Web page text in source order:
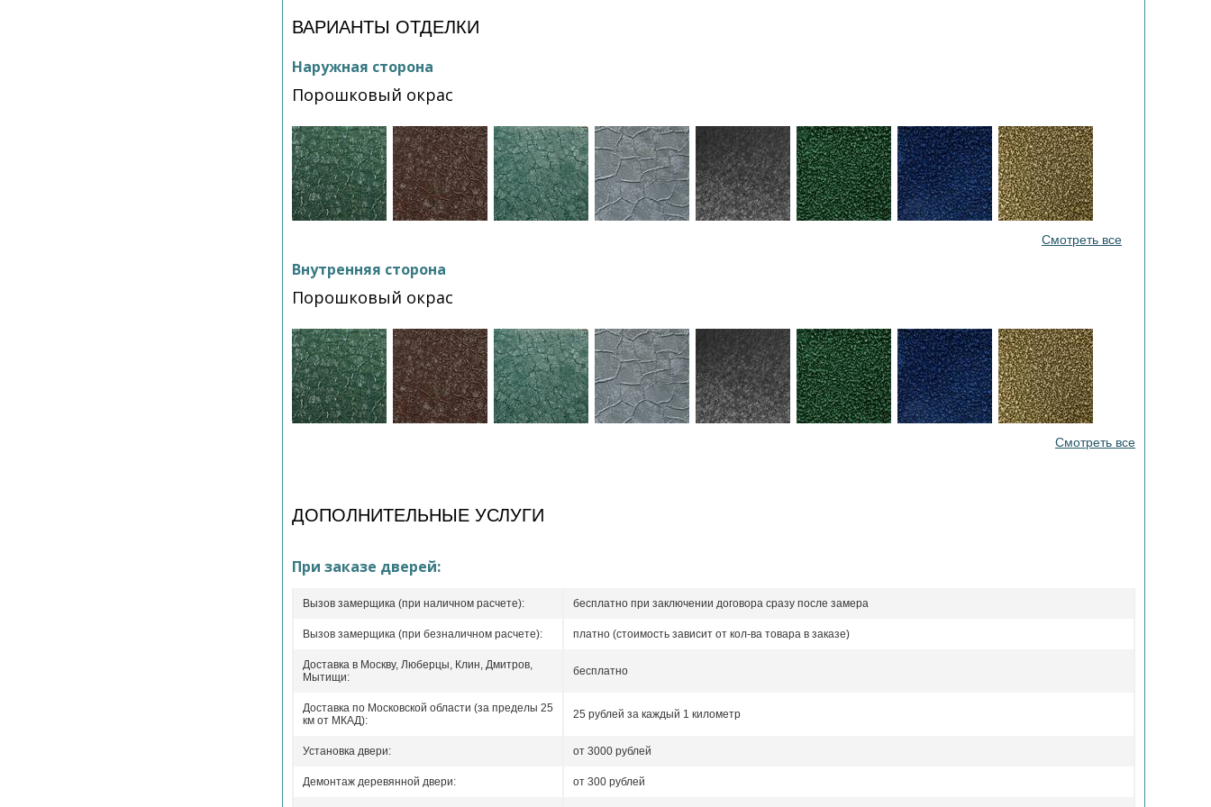
ВАРИАНТЫ ОТДЕЛКИ
Наружная сторона
Порошковый окрас
Смотреть все
Внутренняя сторона
Порошковый окрас
Смотреть все
ДОПОЛНИТЕЛЬНЫЕ УСЛУГИ
При заказе дверей:
Вызов замерщика (при наличном расчете): бесплатно при заключении договора сразу после замера
Вызов замерщика (при безналичном расчете): платно (стоимость зависит от кол-ва товара в заказе)
Доставка в Москву, Люберцы, Клин, Дмитров,
Мытищи:
бесплатно
Доставка по Московской области (за пределы 25
км от МКАД):
25 рублей за каждый 1 километр
Установка двери: от 3000 рублей
Демонтаж деревянной двери: от 300 рублей